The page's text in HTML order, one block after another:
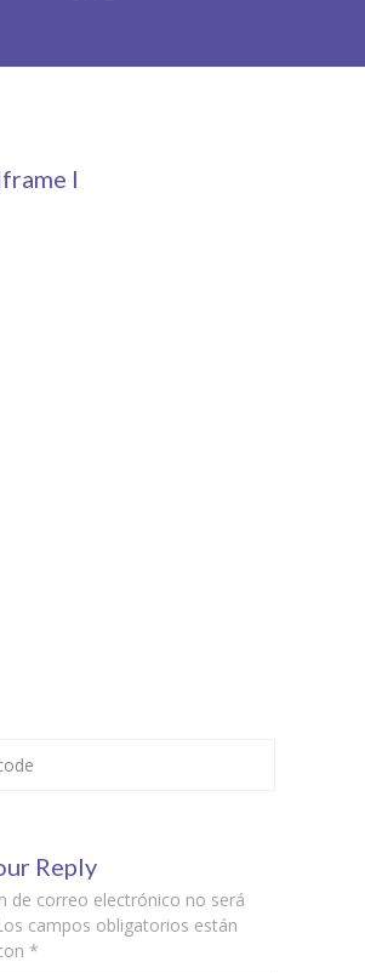
I
Reply
de correo electrónico no será
campos obligatorios están
*